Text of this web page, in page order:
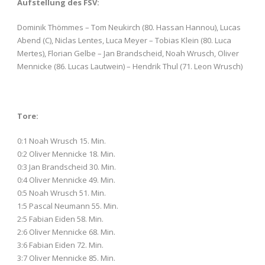
Aufstellung des FSV:
Dominik Thömmes – Tom Neukirch (80. Hassan Hannou), Lucas
Abend (C), Niclas Lentes, Luca Meyer – Tobias Klein (80. Luca
Mertes), Florian Gelbe – Jan Brandscheid, Noah Wrusch, Oliver
Mennicke (86. Lucas Lautwein) – Hendrik Thul (71. Leon Wrusch)
Tore:
0:1 Noah Wrusch 15. Min.
0:2 Oliver Mennicke 18. Min.
0:3 Jan Brandscheid 30. Min.
0:4 Oliver Mennicke 49. Min.
0:5 Noah Wrusch 51. Min.
1:5 Pascal Neumann 55. Min.
2:5 Fabian Eiden 58. Min.
2:6 Oliver Mennicke 68. Min.
3:6 Fabian Eiden 72. Min.
3:7 Oliver Mennicke 85. Min.